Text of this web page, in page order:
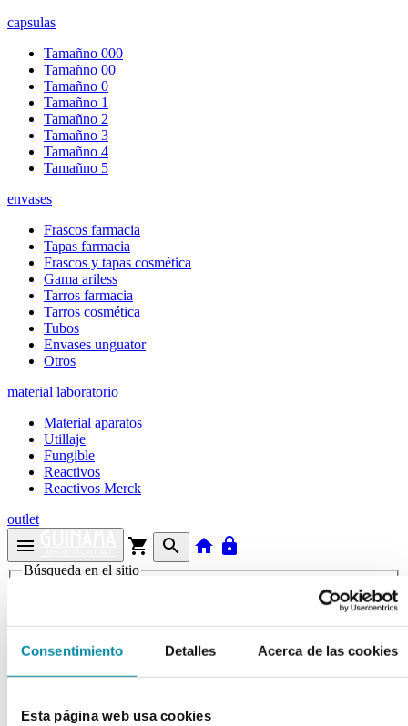
Consentimiento Detalles Acerca de las cookies
Esta página web usa cookies
capsulas
Tamañno 000
Tamañno 00
Tamañno 0
Tamañno 1
Tamañno 2
Tamañno 3
Tamañno 4
Tamañno 5
envases
Frascos farmacia
Tapas farmacia
Frascos y tapas cosmética
Gama ariless
Tarros farmacia
Tarros cosmética
Tubos
Envases unguator
Otros
material laboratorio
Material aparatos
Utillaje
Fungible
Reactivos
Reactivos Merck
outlet
menu shopping_cart search home lock
Búsqueda en el sitio
Inicio >>
Ficha de producto